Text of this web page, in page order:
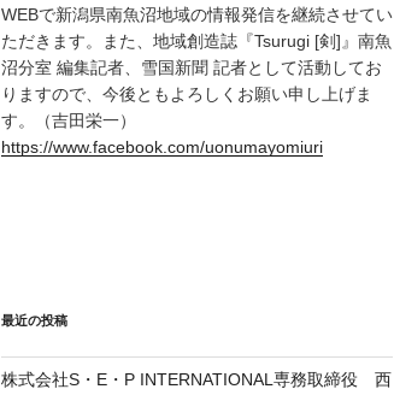
WEBで新潟県南魚沼地域の情報発信を継続させてい
ただきます。また、地域創造誌『Tsurugi [剣]』南魚
沼分室 編集記者、雪国新聞 記者として活動してお
りますので、今後ともよろしくお願い申し上げま
す。（吉田栄一）
https://www.facebook.com/uonumayomiuri
最近の投稿
株式会社S・E・P INTERNATIONAL専務取締役 西